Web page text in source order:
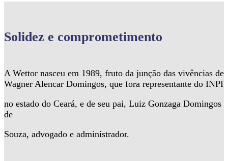
Solidez e comprometimento
A Wettor nasceu em 1989, fruto da junção das vivências de
Wagner Alencar Domingos, que fora representante do INPI
no estado do Ceará, e de seu pai, Luiz Gonzaga Domingos
de
Souza, advogado e administrador.